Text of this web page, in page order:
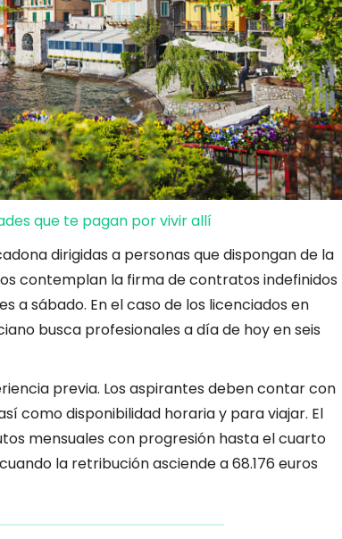
que te pagan por vivir allí
dirigidas a personas que dispongan de la
contemplan la firma de contratos indefinidos
a sábado. En el caso de los licenciados en
busca profesionales a día de hoy en seis
previa. Los aspirantes deben contar con
como disponibilidad horaria y para viajar. El
mensuales con progresión hasta el cuarto
la retribución asciende a 68.176 euros